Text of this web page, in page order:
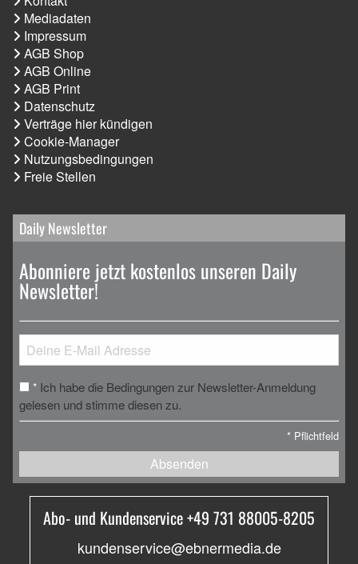
Mediadaten
Impressum
AGB Shop
AGB Online
AGB Print
Datenschutz
Verträge hier kündigen
Cookie-Manager
Nutzungsbedingungen
Freie Stellen
Daily Newsletter
Abonniere jetzt kostenlos unseren Daily
Newsletter!
* Ich habe die Bedingungen zur Newsletter-Anmeldung
gelesen und stimme diesen zu.
* Pflichtfeld
Absenden
Abo- und Kundenservice +49 731 88005-8205
kundenservice@ebnermedia.de